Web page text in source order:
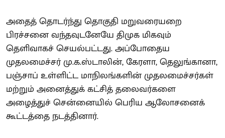
அதைத் தொடர்ந்து தொகுதி மறுவரையறை
பிரச்சனை வந்தவுடனேயே திமுக மிகவும்
தெளிவாகச் செயல்பட்டது. அப்போதைய
முதலமைச்சர் மு.க.ஸ்டாலின், கேரளா, தெலுங்கானா,
பஞ்சாப் உள்ளிட்ட மாநிலங்களின் முதலமைச்சர்கள்
மற்றும் அனைத்துக் கட்சித் தலைவர்களை
அழைத்துச் சென்னையில் பெரிய ஆலோசனைக்
கூட்டத்தை நடத்தினார்.